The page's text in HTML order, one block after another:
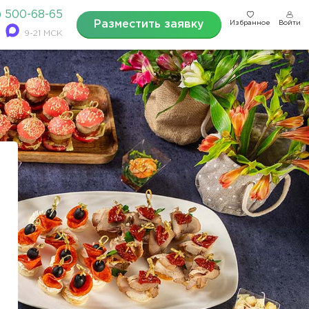
500-68-65
9-21 МСК
Разместить заявку Избранное Войти